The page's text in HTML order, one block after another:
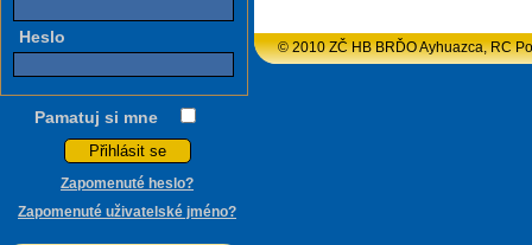
Heslo
Pamatuj si mne
Zapomenuté heslo?
Zapomenuté uživatelské jméno?
© 2010 ZČ HB BRĎO Ayhuazca, RC